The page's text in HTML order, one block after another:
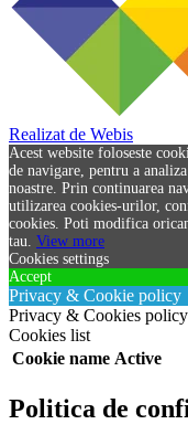
Realizat de Webis
Acest website foloseste
de navigare, pentru a
noastre. Prin continuarea
utilizarea cookies-urilor,
cookies. Poti modifica
tau. View more
Cookies settings
Accept
Privacy & Cookie policy
Privacy & Cookies policy
Cookies list
Cookie name Active
Politica de